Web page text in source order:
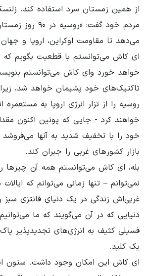
از همین زمستان‌ سرد استفاده کند.
مردم خود گفت:
می‌دهد تا مقاومت اوکراین، اروپا و
ای کاش می‌توانستم با قطعیت بگویم
خواهد خورد وای کاش می‌توانستم
تاکتیک‌های خود پشیمان خواهد شد، زیرا
روسیه را از تزار انرژی اروپا به
خواهند کرد - جایی که پوتین اکنون
خود را با تخفیف شدید به آنها
بازار کشورهای غربی را جبران کند.
بله، ‌ای کاش می‌توانستم همه آن چیزها
نمی‌توانم – تنها زمانی می‌توانم که
غربی‌اش زندگی در یک دنیای فانتزی سبز
دنیایی که در آن می‌گویند که ما
فسیلی کثیف به انرژی‌های تجدیدپذیر
یک کلید.
ای کاش این امکان وجود داشت. ستون